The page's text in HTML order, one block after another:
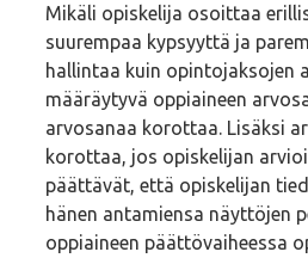
Mikäli opiskelija osoittaa
suurempaa kypsyyttä ja
hallintaa kuin opintojaksojen
määräytyvä oppiaineen
arvosanaa korottaa. Lisäksi
korottaa, jos opiskelijan
päättävät, että opiskelijan
hänen antamiensa näyttöjen
oppiaineen päättövaiheessa